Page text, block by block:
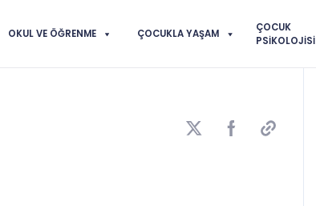
OKUL VE ÖĞRENME ÇOCUKLA YAŞAM
ÇOCUK
PSIKOLOJISI